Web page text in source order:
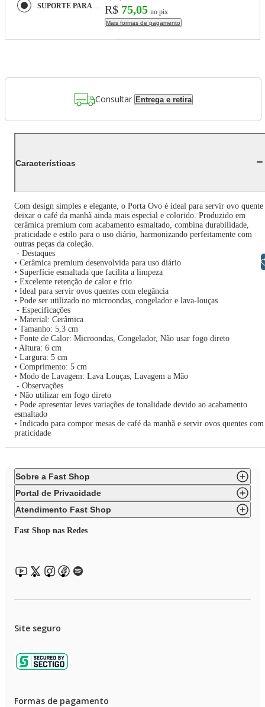
SUPORTE PARA OVO LE CREUSET EM CERÂMICA BLACK ONYX 71702001400099 R$ 75,05 no pix
Mais formas de pagamento
Consultar Entrega e retira
Características
Com design simples e elegante, o Porta Ovo é ideal para servir ovo quente
deixar o café da manhã ainda mais especial e colorido. Produzido em
cerâmica premium com acabamento esmaltado, combina durabilidade,
praticidade e estilo para o uso diário, harmonizando perfeitamente com
outras peças da coleção.
- Destaques
• Cerâmica premium desenvolvida para uso diário
• Superfície esmaltada que facilita a limpeza
• Excelente retenção de calor e frio
• Ideal para servir ovos quentes com elegância
• Pode ser utilizado no microondas, congelador e lava-louças
- Especificações
• Material: Cerâmica
• Tamanho: 5,3 cm
• Fonte de Calor: Microondas, Congelador, Não usar fogo direto
• Altura: 6 cm
• Largura: 5 cm
• Comprimento: 5 cm
• Modo de Lavagem: Lava Louças, Lavagem a Mão
- Observações
• Não utilizar em fogo direto
• Pode apresentar leves variações de tonalidade devido ao acabamento
esmaltado
• Indicado para compor mesas de café da manhã e servir ovos quentes com
praticidade
Sobre a Fast Shop
Portal de Privacidade
Atendimento Fast Shop
Fast Shop nas Redes
Site seguro
Formas de pagamento